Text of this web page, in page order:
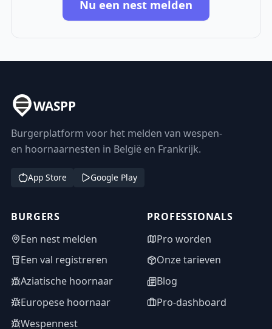
Nu een nest melden
WASPP
Burgerplatform voor het melden van wespen-
en hoornaarnesten in België en Frankrijk.
App Store Google Play
BURGERS
Een nest melden
Een val registreren
Aziatische hoornaar
Europese hoornaar
Wespennest
PROFESSIONALS
Pro worden
Onze tarieven
Blog
Pro-dashboard